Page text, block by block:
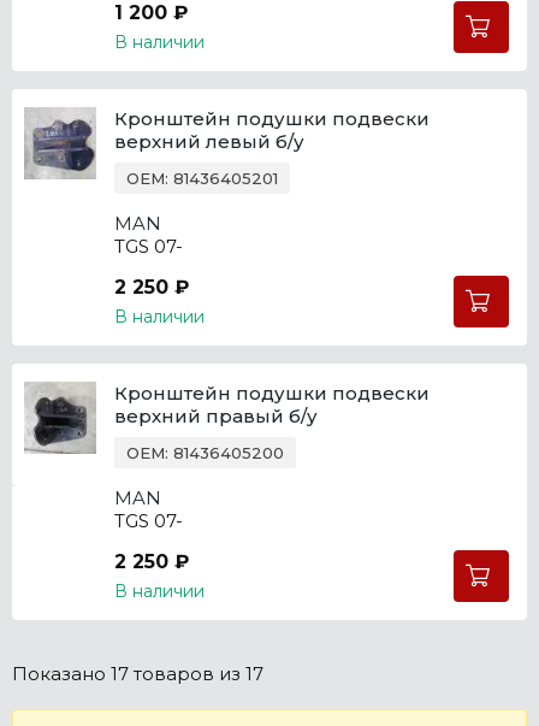
1 200 ₽
В наличии
Кронштейн подушки подвески
верхний левый б/у
OEM: 81436405201
MAN
TGS 07-
2 250 ₽
В наличии
Кронштейн подушки подвески
верхний правый б/у
OEM: 81436405200
MAN
TGS 07-
2 250 ₽
В наличии
Показано 17 товаров из 17